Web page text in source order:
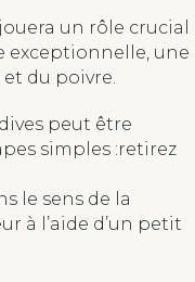
un rôle crucial
exceptionnelle, une
du poivre.
peut être
simples :retirez
le sens de la
à l’aide d’un petit